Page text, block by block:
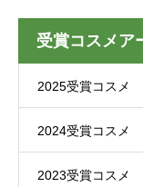
受賞コスメア
2025受賞コスメ
2024受賞コスメ
2023受賞コスメ